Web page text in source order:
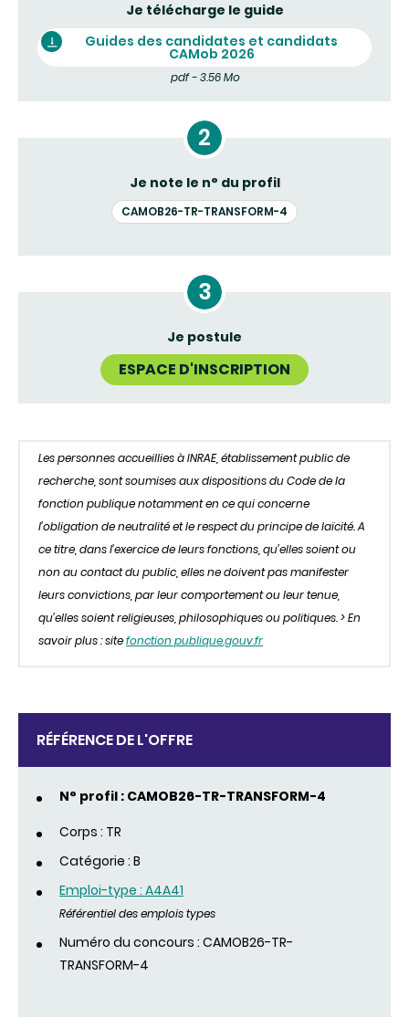
Je télécharge le guide
Guides des candidates et candidats
CAMob 2026
pdf - 3.56 Mo
Je note le n° du profil
CAMOB26-TR-TRANSFORM-4
Je postule
ESPACE D'INSCRIPTION
Les personnes accueillies à INRAE, établissement public de
recherche, sont soumises aux dispositions du Code de la
fonction publique notamment en ce qui concerne
l’obligation de neutralité et le respect du principe de laïcité. A
ce titre, dans l’exercice de leurs fonctions, qu’elles soient ou
non au contact du public, elles ne doivent pas manifester
leurs convictions, par leur comportement ou leur tenue,
qu’elles soient religieuses, philosophiques ou politiques. > En
savoir plus : sitefonction publique.gouv.fr
RÉFÉRENCE DE L'OFFRE
N° profil : CAMOB26-TR-TRANSFORM-4
Corps : TR
Catégorie : B
Emploi-type : A4A41
Référentiel des emplois types
Numéro du concours : CAMOB26-TR-
TRANSFORM-4